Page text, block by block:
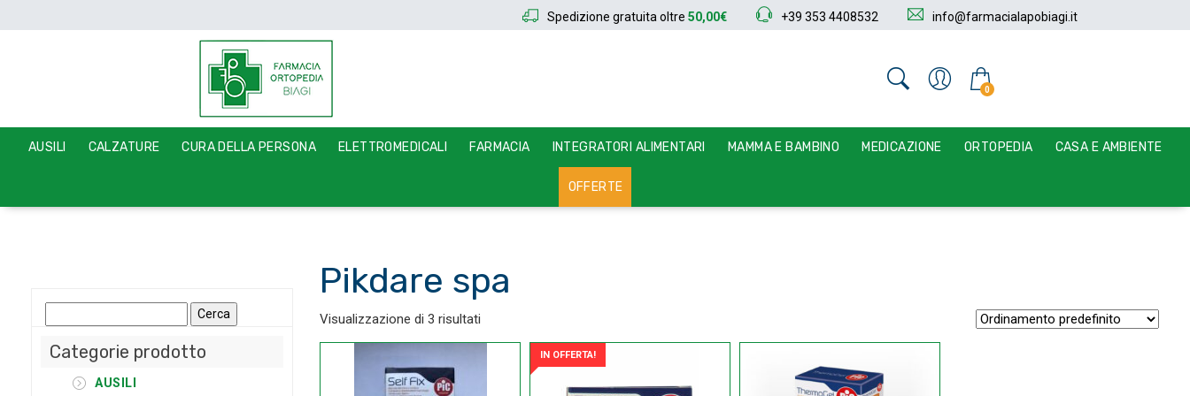
Spedizione gratuita oltre 50,00€ +39 353 4408532 info@farmacialapobiagi.it
0
AUSILI CALZATURE CURA DELLA PERSONA ELETTROMEDICALI FARMACIA INTEGRATORI ALIMENTARI MAMMA E BAMBINO MEDICAZIONE ORTOPEDIA CASA E AMBIENTE
OFFERTE
per:
Categorie prodotto
AUSILI
Pikdare spa
Visualizzazione di 3 risultati
IN OFFERTA!